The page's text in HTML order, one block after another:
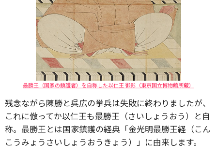
最勝王（国家の鎮護者）を自称した以仁王 御影（東京国立博物館所蔵）
残念ながら陳勝と呉広の挙兵は失敗に終わりましたが、
これに倣ってか以仁王も最勝王（さいしょうおう）と自
称。最勝王とは国家鎮護の経典「金光明最勝王経（こん
こうみょうさいしょうおうきょう）」に由来します。